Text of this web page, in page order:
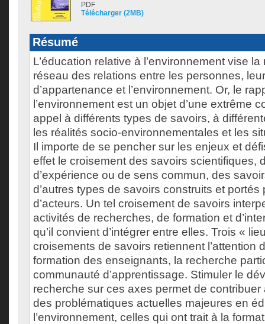
PDF
Télécharger (2MB)
Résumé
L’éducation relative à l’environnement vise
réseau des relations entre les personnes,
d’appartenance et l’environnement. Or, le
l’environnement est un objet d’une extrême
appel à différents types de savoirs, à
les réalités socio-environnementales et les
Il importe de se pencher sur les enjeux et
effet le croisement des savoirs scientifiques,
d’expérience ou de sens commun, des
d’autres types de savoirs construits et portés
d’acteurs. Un tel croisement de savoirs
activités de recherches, de formation et
qu’il convient d’intégrer entre elles. Trois «
croisements de savoirs retiennent l’attention
formation des enseignants, la recherche
communauté d’apprentissage. Stimuler le
recherche sur ces axes permet de
des problématiques actuelles majeures en
l’environnement, celles qui ont trait à la